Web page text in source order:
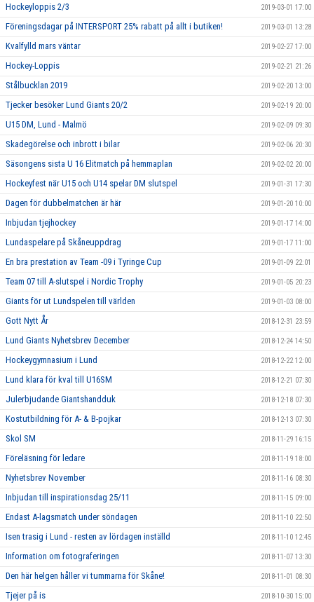
Hockeyloppis 2/3 2019-03-01 17:00
Föreningsdagar på INTERSPORT 25% rabatt på allt i butiken! 2019-03-01 13:28
Kvalfylld mars väntar 2019-02-27 17:00
Hockey-Loppis 2019-02-21 21:26
Stålbucklan 2019 2019-02-20 13:00
Tjecker besöker Lund Giants 20/2 2019-02-19 20:00
U15 DM, Lund - Malmö 2019-02-09 09:30
Skadegörelse och inbrott i bilar 2019-02-06 20:30
Säsongens sista U 16 Elitmatch på hemmaplan 2019-02-02 20:00
Hockeyfest när U15 och U14 spelar DM slutspel 2019-01-31 17:30
Dagen för dubbelmatchen är här 2019-01-20 10:00
Inbjudan tjejhockey 2019-01-17 14:00
Lundaspelare på Skåneuppdrag 2019-01-17 11:00
En bra prestation av Team -09 i Tyringe Cup 2019-01-09 22:01
Team 07 till A-slutspel i Nordic Trophy 2019-01-05 20:23
Giants för ut Lundspelen till världen 2019-01-03 08:00
Gott Nytt År 2018-12-31 23:59
Lund Giants Nyhetsbrev December 2018-12-24 14:50
Hockeygymnasium i Lund 2018-12-22 12:00
Lund klara för kval till U16SM 2018-12-21 07:30
Julerbjudande Giantshandduk 2018-12-18 07:30
Kostutbildning för A- & B-pojkar 2018-12-13 07:30
Skol SM 2018-11-29 16:15
Föreläsning för ledare 2018-11-19 18:00
Nyhetsbrev November 2018-11-16 08:30
Inbjudan till inspirationsdag 25/11 2018-11-15 09:00
Endast A-lagsmatch under söndagen 2018-11-10 22:50
Isen trasig i Lund - resten av lördagen inställd 2018-11-10 12:45
Information om fotograferingen 2018-11-07 13:30
Den här helgen håller vi tummarna för Skåne! 2018-11-01 08:30
Tjejer på is 2018-10-30 15:00